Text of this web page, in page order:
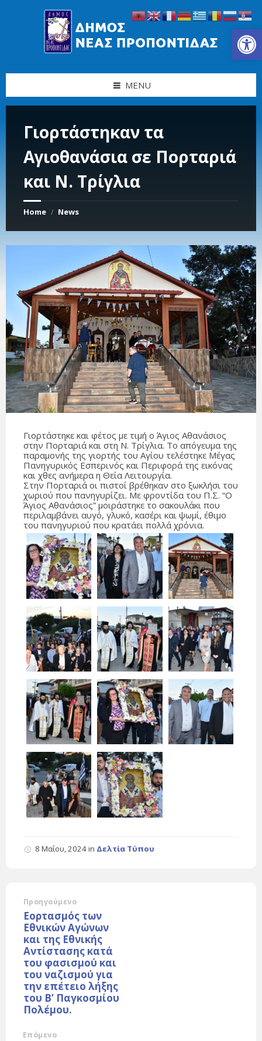
Ανοίξτε τη γραμμή εργαλείων
MENU
Γιορτάστηκαν τα
Αγιοθανάσια σε Πορταριά
και Ν. Τρίγλια
Home / News
Γιορτάστηκε και φέτος με τιμή ο Άγιος Αθανάσιος
στην Πορταριά και στη Ν. Τρίγλια. Το απόγευμα της
παραμονής της γιορτής του Αγίου τελέστηκε Μέγας
Πανηγυρικός Εσπερινός και Περιφορά της εικόνας
και χθες ανήμερα η Θεία Λειτουργία.
Στην Πορταριά οι πιστοί βρέθηκαν στο ξωκλήσι του
χωριού που πανηγυρίζει. Με φροντίδα του Π.Σ. “Ο
Άγιος Αθανάσιος” μοιράστηκε το σακουλάκι που
περιλαμβάνει αυγό, γλυκό, κασέρι και ψωμί, έθιμο
του πανηγυριού που κρατάει πολλά χρόνια.
8 Μαΐου, 2024in Δελτία Τύπου
Προηγούμενο
Εορτασμός των
Εθνικών Αγώνων
και της Εθνικής
Αντίστασης κατά
του φασισμού και
του ναζισμού για
την επέτειο λήξης
του Β’ Παγκοσμίου
Πολέμου.
Επόμενο